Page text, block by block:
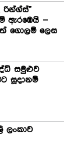
ඇරඹෙයි –
ගොලම් ලෙස
සමුළුව
සූදානම්
ලංකාව